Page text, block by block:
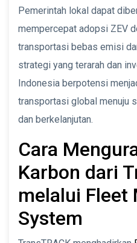
Pemerintah lokal dapat
mempercepat adopsi ZEV
transportasi bebas emisi
strategi yang terarah dan
Indonesia berpotensi
transportasi global menuju
dan berkelanjutan.
Cara
Karbon dari
melalui Fleet
System